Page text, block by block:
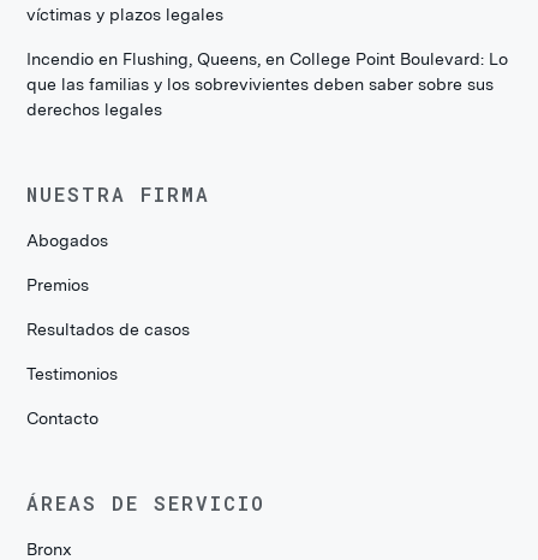
víctimas y plazos legales
Incendio en Flushing, Queens, en College Point Boulevard: Lo
que las familias y los sobrevivientes deben saber sobre sus
derechos legales
NUESTRA FIRMA
Abogados
Premios
Resultados de casos
Testimonios
Contacto
ÁREAS DE SERVICIO
Bronx